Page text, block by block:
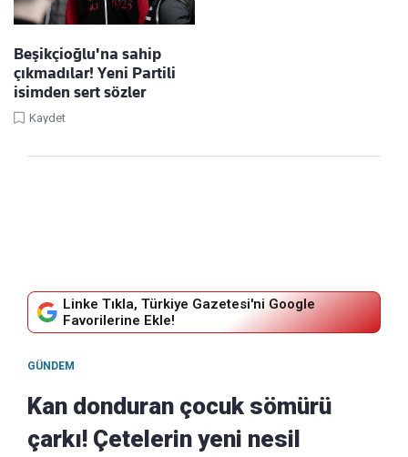
Beşikçioğlu'na sahip
çıkmadılar! Yeni Partili
isimden sert sözler
Kaydet
Linke Tıkla, Türkiye Gazetesi'ni Google
Favorilerine Ekle!
GÜNDEM
Kan donduran çocuk sömürü
çarkı! Çetelerin yeni nesil